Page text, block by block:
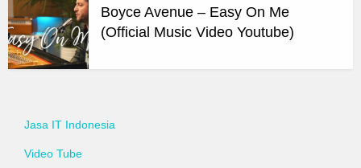
Boyce Avenue – Easy On Me
(Official Music Video Youtube)
Jasa IT Indonesia
Video Tube